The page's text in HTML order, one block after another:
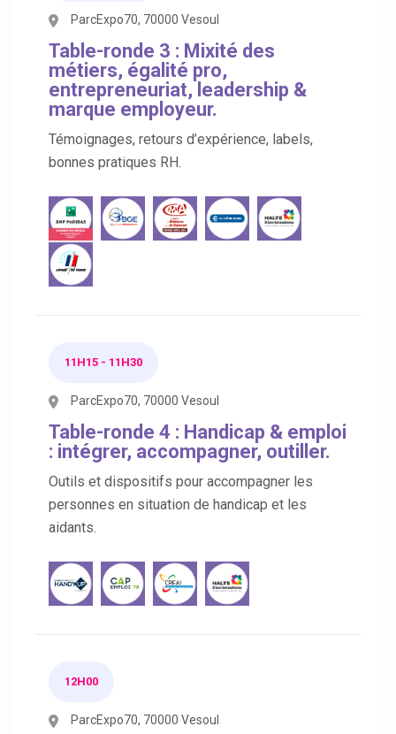
ParcExpo70, 70000 Vesoul
Table-ronde 3 : Mixité des
métiers, égalité pro,
entrepreneuriat, leadership &
marque employeur.
Témoignages, retours d’expérience, labels,
bonnes pratiques RH.
11H15 - 11H30
ParcExpo70, 70000 Vesoul
Table-ronde 4 : Handicap & emploi
: intégrer, accompagner, outiller.
Outils et dispositifs pour accompagner les
personnes en situation de handicap et les
aidants.
12H00
ParcExpo70, 70000 Vesoul